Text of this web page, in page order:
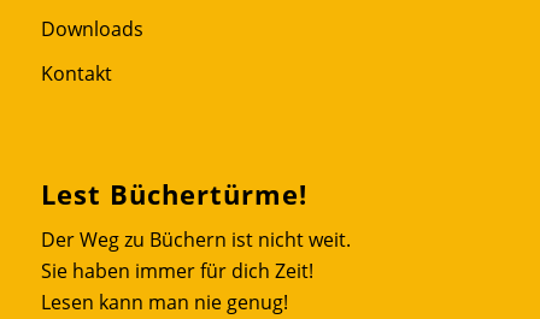
Downloads
Kontakt
Lest Büchertürme!
Der Weg zu Büchern ist nicht weit.
Sie haben immer für dich Zeit!
Lesen kann man nie genug!